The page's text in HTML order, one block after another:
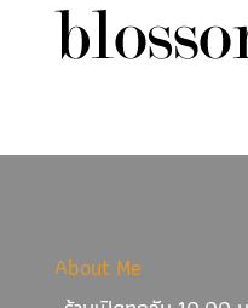
About Me